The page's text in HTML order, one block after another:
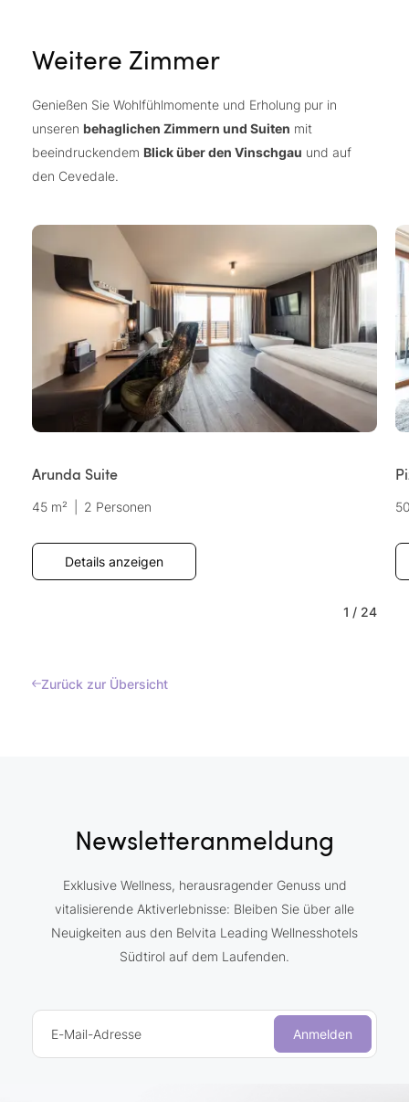
Weitere Zimmer
Genießen Sie Wohlfühlmomente und Erholung pur in
unseren behaglichen Zimmern und Suiten mit
beeindruckendem Blick über den Vinschgau und auf
den Cevedale.
Arunda Suite
45 m² 2 Personen
Details anzeigen
1 / 24
Zurück zur Übersicht
Newsletteranmeldung
Exklusive Wellness, herausragender Genuss und
vitalisierende Aktiverlebnisse: Bleiben Sie über alle
Neuigkeiten aus den Belvita Leading Wellnesshotels
Südtirol auf dem Laufenden.
E-Mail-Adresse Anmelden